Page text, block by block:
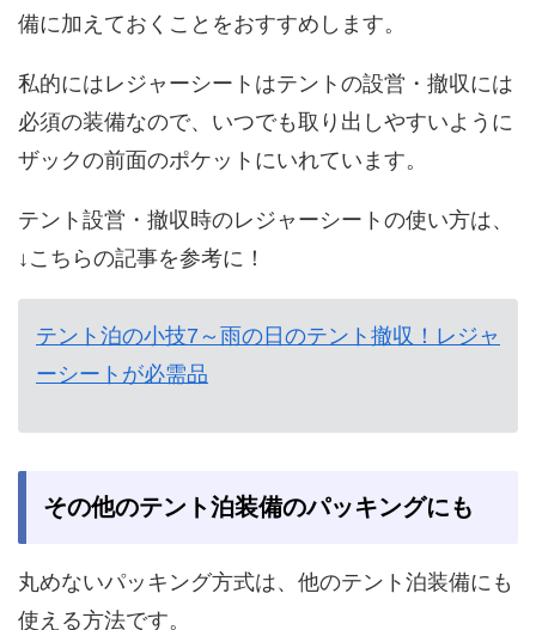
備に加えておくことをおすすめします。
私的にはレジャーシートはテントの設営・撤収には
必須の装備なので、いつでも取り出しやすいように
ザックの前面のポケットにいれています。
テント設営・撤収時のレジャーシートの使い方は、
↓こちらの記事を参考に！
テント泊の小技7～雨の日のテント撤収！レジャ
ーシートが必需品
その他のテント泊装備のパッキングにも
丸めないパッキング方式は、他のテント泊装備にも
使える方法です。